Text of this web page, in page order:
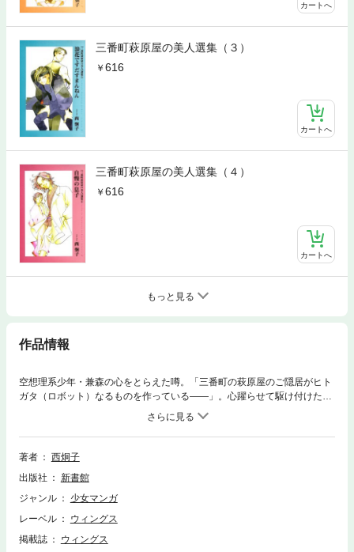
カートへ
三番町萩原屋の美人選集（３）
616
カートへ
三番町萩原屋の美人選集（４）
616
カートへ
もっと見る
作品情報
空想理系少年・兼森の心をとらえた噂。「三番町の萩原屋のご隠居がヒト
ガタ（ロボット）なるものを作っている――」。心躍らせて駆け付けた兼
森がそこで見たものは……！？謎の老人、ご隠居を中心に繰り広げられる
明治からくり素っ頓狂絵巻、ついに待望の文庫化！！【収録作品】[三番町
萩原屋の美人][この主人にしてこの店あり][萩原屋に外人][嫁が来た！！][三
番町老人科学クラブ][少年N][萩原屋レシーブ！（描き下ろし）]
著者
西炯子
出版社
新書館
ジャンル
少女マンガ
レーベル
ウィングス
掲載誌
ウィングス